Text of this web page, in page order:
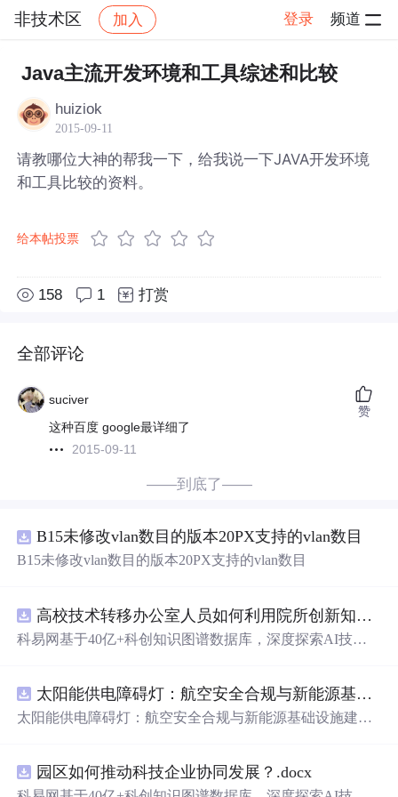
非技术区 加入 登录 频道
社区 非技术区 帖子详情
Java主流开发环境和工具综述和比较
huiziok
2015-09-11
请教哪位大神的帮我一下，给我说一下JAVA开发环境
和工具比较的资料。
给本帖投票
158 1 打赏
全部评论
suciver
这种百度 google最详细了
2015-09-11
赞
——到底了——
B15未修改vlan数目的版本20PX支持的vlan数目
B15未修改vlan数目的版本20PX支持的vlan数目
高校技术转移办公室人员如何利用院所创新知识图谱发现技术转化瓶颈？.docx
科易网基于40亿+科创知识图谱数据库，深度探索AI技术
新领域的AI+数智化解决方案，推动科技创新与产业创新
智能化发展。
太阳能供电障碍灯：航空安全合规与新能源基础设施建设驱动的离网照明市场.docx
太阳能供电障碍灯：航空安全合规与新能源基础设施建设
园区如何推动科技企业协同发展？.docx